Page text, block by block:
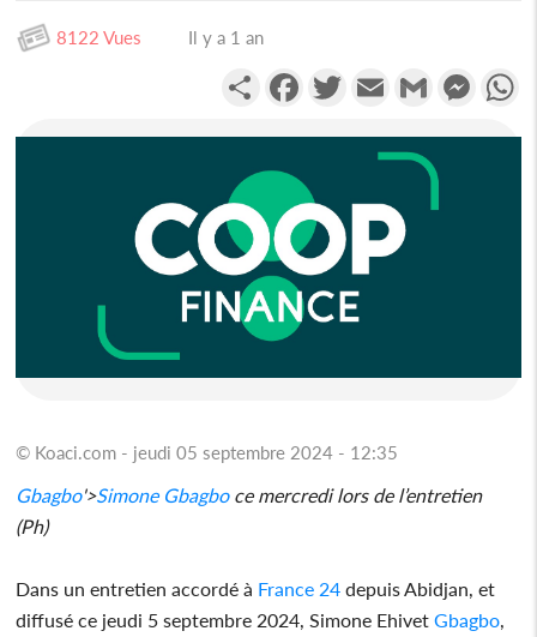
8122 Vues Il y a 1 an
PartagerFacebookTwitterEmail Gmail
© Koaci.com - jeudi 05 septembre 2024 - 12:35
Gbagbo'>Simone Gbagboce mercredi lors de l’entretien
(Ph)
Dans un entretien accordé à France 24 depuis Abidjan, et
diffusé ce jeudi 5 septembre 2024, Simone EhivetGbagbo